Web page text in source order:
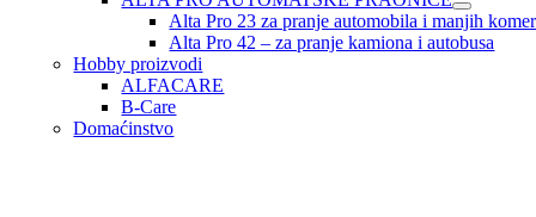
Alta Pro 23 za pranje automobila i manjih
Alta Pro 42 – za pranje kamiona i autobusa
Hobby proizvodi
ALFACARE
B-Care
Domaćinstvo